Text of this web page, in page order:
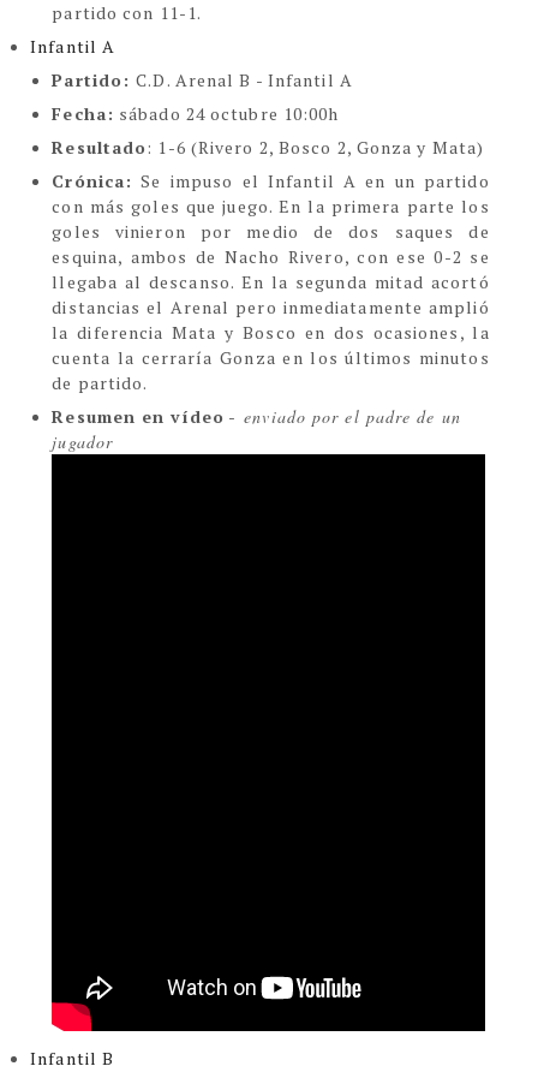
partido con 11-1.
Infantil A
Partido:C.D. Arenal B - Infantil A
Fecha: sábado 24 octubre 10:00h
Resultado: 1-6 (Rivero 2, Bosco 2, Gonza y Mata)
Crónica: Se impuso el Infantil A en un partido
con más goles que juego. En la primera parte los
goles vinieron por medio de dos saques de
esquina, ambos de Nacho Rivero, con ese 0-2 se
llegaba al descanso. En la segunda mitad acortó
distancias el Arenal pero inmediatamente amplió
la diferencia Mata y Bosco en dos ocasiones, la
cuenta la cerraría Gonza en los últimos minutos
de partido.
Resumen en vídeo - enviado por el padre de un
jugador
Infantil B